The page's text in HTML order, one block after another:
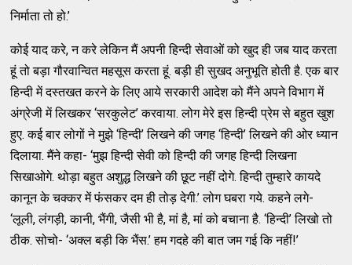
निर्माता तो हो.’
कोई याद करे, न करे लेकिन मैं अपनी हिन्दी सेवाओं को खुद ही जब याद करता
हूं तो बड़ा गौरवान्वित महसूस करता हूं. बड़ी ही सुखद अनुभूति होती है. एक बार
हिन्दी में दस्तखत करने के लिए आये सरकारी आदेश को मैंने अपने विभाग में
अंग्रेजी में लिखकर ‘सरकुलेट’ करवाया. लोग मेरे इस हिन्दी प्रेम से बहुत खुश
हुए. कई बार लोगों ने मुझे ‘हिन्दी’ लिखने की जगह ‘हिन्दी’ लिखने की ओर ध्यान
दिलाया. मैंने कहा- ‘मुझ हिन्दी सेवी को हिन्दी की जगह हिन्दी लिखना
सिखाओगे. थोड़ा बहुत अशुद्ध लिखने की छूट नहीं दोगे. हिन्दी तुम्हारे कायदे
कानून के चक्कर में फंसकर दम ही तोड़ देगी.’ लोग घबरा गये. कहने लगे-
‘लूली, लंगड़ी, कानी, भैंगी, जैसी भी है, मां है, मां को बचाना है. ‘हिन्दी’ लिखो तो
ठीक. सोचो- ‘अक्ल बड़ी कि भैंस.’ हम गदहे की बात जम गई कि नहीं!’